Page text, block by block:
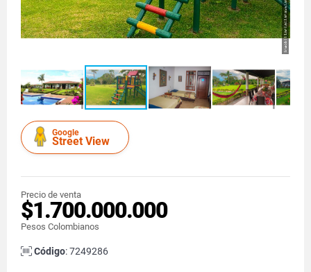
Google
Street View
Precio de venta
$1.700.000.000
Pesos Colombianos
Código: 7249286